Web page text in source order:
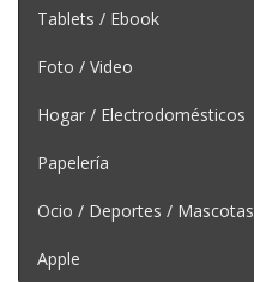
Tablets / Ebook
Foto / Video
Hogar / Electrodomésticos
Papelería
Ocio / Deportes / Mascotas
Apple